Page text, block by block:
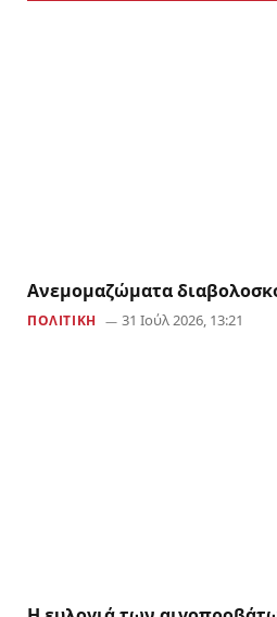
Aνεμομαζώματα
ΠΟΛΙΤΙΚΗ 31 Ιούλ 2026, 13:21